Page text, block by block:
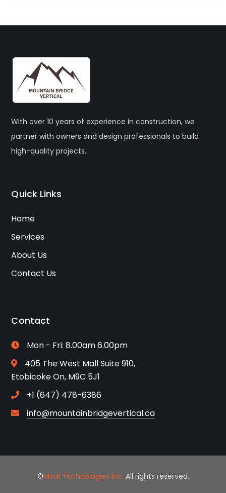
With over 10 years of experience in construction, we
partner with owners and design professionals to build
high-quality projects.
Quick Links
Home
Services
About Us
Contact Us
Contact
Mon - Fri: 8.00am 6.00pm
405 The West Mall Suite 910,
Etobicoke On, M9C 5J1
+1 (647) 478-6386
info@mountainbridgevertical.ca
©Modi Technologies Inc. All rights reserved.